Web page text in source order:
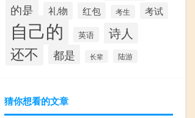
的是 礼物 红包 考生 考试
自己的 英语 诗人
还不 都是 长辈 陆游
猜你想看的文章